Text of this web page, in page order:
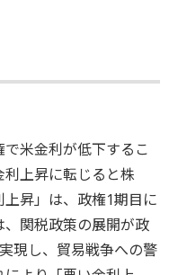
米金利が低下するこ
上昇に転じると株
昇」は、政権1期目に
関税政策の展開が政
現し、貿易戦争への警